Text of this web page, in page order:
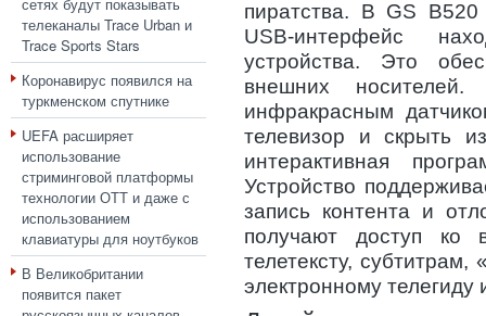
телеканалы Trace Urban и
Trace Sports Stars
Коронавирус появился на
туркменском спутнике
UEFA расширяет
использование
стриминговой платформы
технологии ОТТ и даже с
использованием
клавиатуры для ноутбуков
В Великобритании
появится пакет
пиратства. В GS
USB-интерфейс
устройства. Это
внешних
инфракрасным
телевизор и скрыть
интерактивная
Устройство
запись контента и
получают доступ ко
телетексту,
электронному телегиду